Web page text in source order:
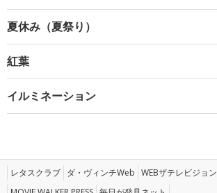
夏休み（夏祭り）
紅葉
イルミネーション
レタスクラブ ダ・ヴィンチWeb WEBザテレビジョン